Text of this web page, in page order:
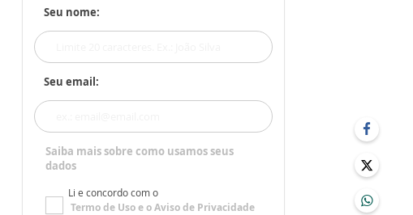
Seu nome:
Seu email:
Saiba mais sobre como usamos seus
dados
Li e concordo com o
Termo de Usoe oAviso de Privacidade